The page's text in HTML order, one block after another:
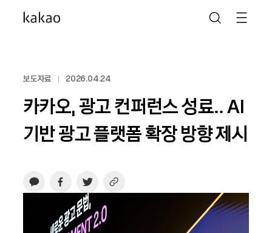
보도자료 2026.04.24
카카오, 광고 컨퍼런스 성료.. AI
기반 광고 플랫폼 확장 방향 제시